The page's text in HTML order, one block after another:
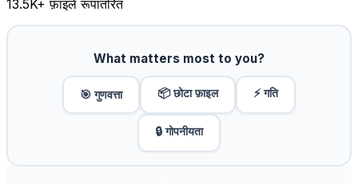
13.5K+ फ़ाइलें रूपांतरित
What matters most to you?
🎯 गुणवत्ता 📦 छोटा फ़ाइल ⚡ गति
🔒 गोपनीयता